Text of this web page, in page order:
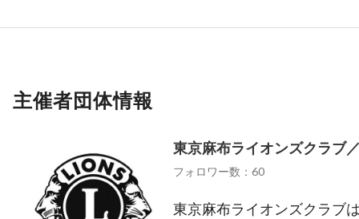
主催者団体情報
東京麻布ライオンズクラブ
フォロワー数：60
東京麻布ライオンズクラブ